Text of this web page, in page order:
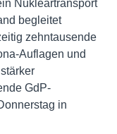
Nukleartransport
begleitet
zehntausende
Auflagen und
GdP-
in